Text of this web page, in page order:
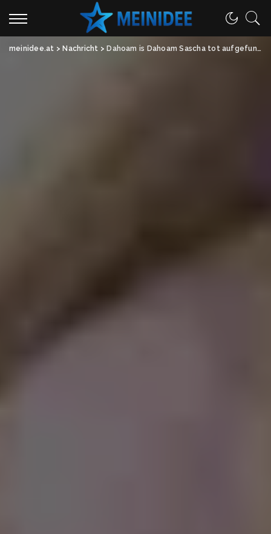
meinidee.at > Nachricht > Dahoam is Dahoam Sascha tot aufgefunden: Die ganze Wahrheit!